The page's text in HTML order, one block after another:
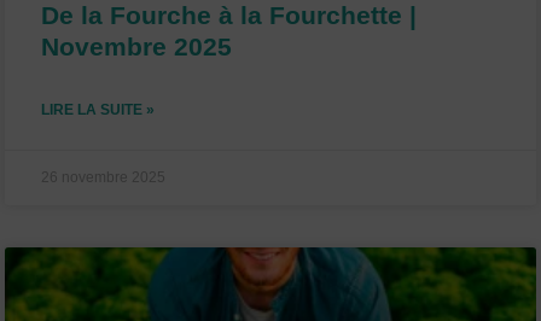
De la Fourche à la Fourchette |
Novembre 2025
LIRE LA SUITE »
26 novembre 2025